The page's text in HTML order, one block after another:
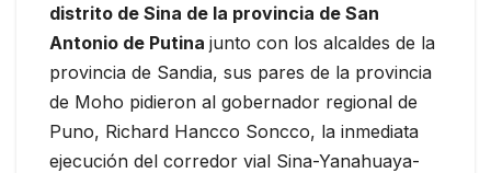
distrito de Sina de la provincia de San
Antonio de Putina junto con los alcaldes de la
provincia de Sandia, sus pares de la provincia
de Moho pidieron al gobernador regional de
Puno, Richard Hancco Soncco, la inmediata
ejecución del corredor vial Sina-Yanahuaya-